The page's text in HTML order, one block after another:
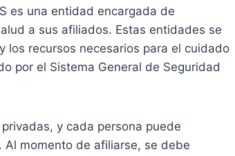
es una entidad encargada de
a sus afiliados. Estas entidades se
los recursos necesarios para el cuidado
por el Sistema General de Seguridad
y cada persona puede
momento de afiliarse, se debe